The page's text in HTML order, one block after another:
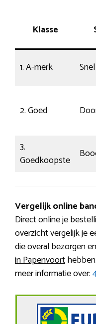
Klasse
1. A-merk
2. Goed
3.
Goedkoopste
Vergelijk online
Direct online je
overzicht vergelijk je
die overal bezorgen
in Papenvoort
meer informatie over: